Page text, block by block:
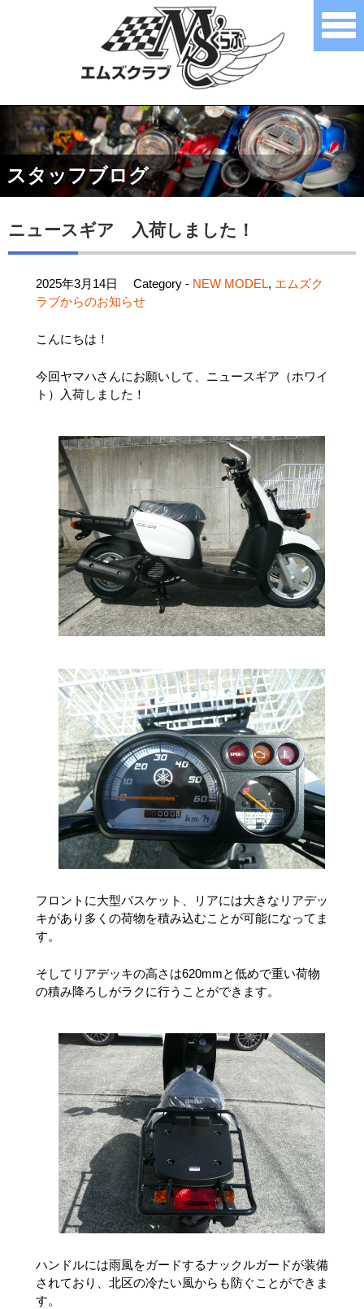
スタッフブログ
ニュースギア 入荷しました！
2025年3月14日 Category - NEW MODEL, エムズク
ラブからのお知らせ
こんにちは！
今回ヤマハさんにお願いして、ニュースギア（ホワイ
ト）入荷しました！
フロントに大型バスケット、リアには大きなリアデッ
キがあり多くの荷物を積み込むことが可能になってま
す。
そしてリアデッキの高さは620mmと低めで重い荷物
の積み降ろしがラクに行うことができます。
ハンドルには雨風をガードするナックルガードが装備
されており、北区の冷たい風からも防ぐことができま
す。